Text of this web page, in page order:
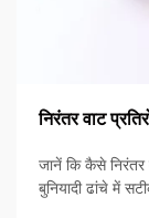
निरंतर वाट
जानें कि कैसे निरंतर
बुनियादी ढांचे में